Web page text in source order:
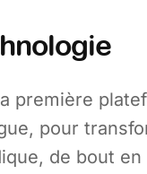
première
pour
de bout